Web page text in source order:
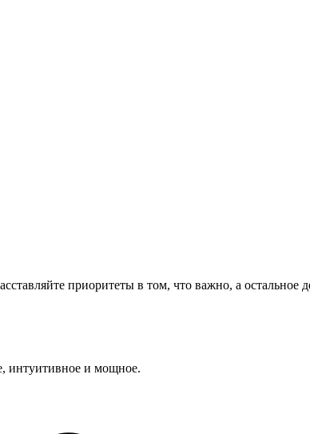
приоритеты в том, что важно, а
интуитивное и мощное.